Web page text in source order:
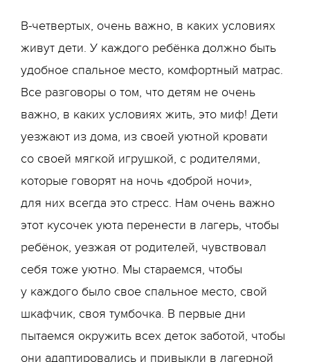
В-четвертых, очень важно, в каких условиях
живут дети. У каждого ребёнка должно быть
удобное спальное место, комфортный матрас.
Все разговоры о том, что детям не очень
важно, в каких условиях жить, это миф! Дети
уезжают из дома, из своей уютной кровати
со своей мягкой игрушкой, с родителями,
которые говорят на ночь «доброй ночи»,
для них всегда это стресс. Нам очень важно
этот кусочек уюта перенести в лагерь, чтобы
ребёнок, уезжая от родителей, чувствовал
себя тоже уютно. Мы стараемся, чтобы
у каждого было свое спальное место, свой
шкафчик, своя тумбочка. В первые дни
пытаемся окружить всех деток заботой, чтобы
они адаптировались и привыкли в лагерной